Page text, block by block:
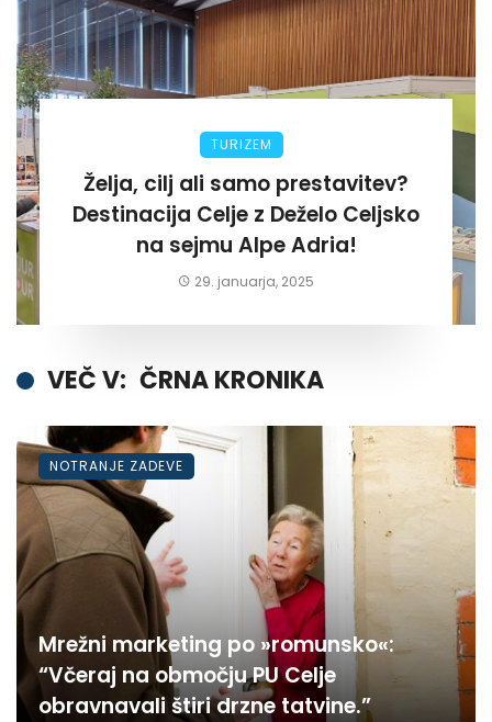
TURIZEM
Želja, cilj ali samo prestavitev?
Destinacija Celje z Deželo Celjsko
na sejmu Alpe Adria!
29. januarja, 2025
VEČ V: ČRNA KRONIKA
Mrežni marketing po »romunsko«:
“Včeraj na območju PU Celje
obravnavali štiri drzne tatvine.”
NOTRANJE ZADEVE